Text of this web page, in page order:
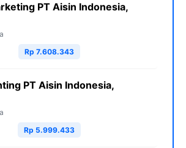
PT Aisin Indonesia,
Rp 7.608.343
PT Aisin Indonesia,
Rp 5.999.433